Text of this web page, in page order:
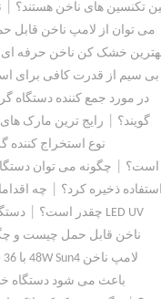
تکنسین های ناخن هستند؟
می توان از لامپ ناخن قابل
خشک کن ناخن حرفه ای
بی سیم از قدرت کافی برای
در مورد جمع کننده دستگاه
گویند؟
رایج ترین مارک
نوع استخراج کننده
است؟
چگونه می توان
ذخیره کرد؟
چه
LED UV چقدر است؟
|
ناخن قابل حمل چیست و
لامپ ناخن 48W Sun4 با 36 LED خشک کن ناخن نهایی باشد؟